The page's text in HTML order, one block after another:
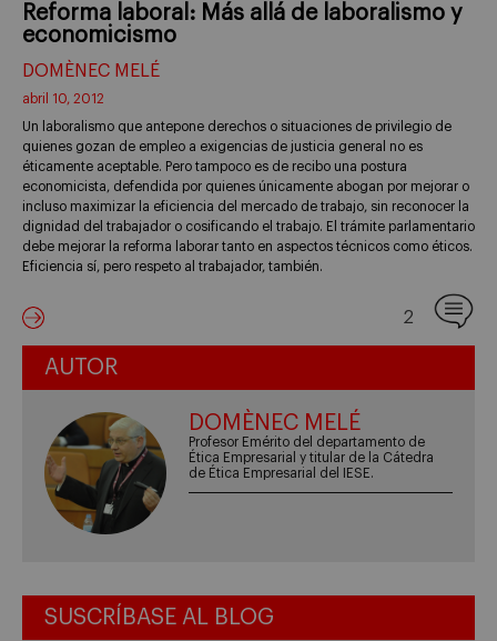
Reforma laboral: Más allá de laboralismo y
economicismo
DOMÈNEC MELÉ
abril 10, 2012
Un laboralismo que antepone derechos o situaciones de privilegio de
quienes gozan de empleo a exigencias de justicia general no es
éticamente aceptable. Pero tampoco es de recibo una postura
economicista, defendida por quienes únicamente abogan por mejorar o
incluso maximizar la eficiencia del mercado de trabajo, sin reconocer la
dignidad del trabajador o cosificando el trabajo. El trámite parlamentario
debe mejorar la reforma laborar tanto en aspectos técnicos como éticos.
Eficiencia sí, pero respeto al trabajador, también.
2
AUTOR
DOMÈNEC MELÉ
Profesor Emérito del departamento de
Ética Empresarial y titular de la Cátedra
de Ética Empresarial del IESE.
SUSCRÍBASE AL BLOG